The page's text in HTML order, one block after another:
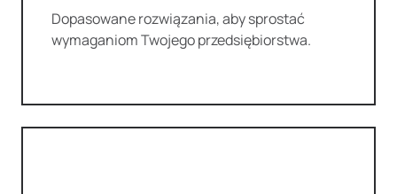
Dopasowane rozwiązania, aby sprostać
wymaganiom Twojego przedsiębiorstwa.